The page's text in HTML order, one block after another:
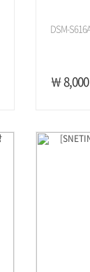
DSM-
￦ 8,000